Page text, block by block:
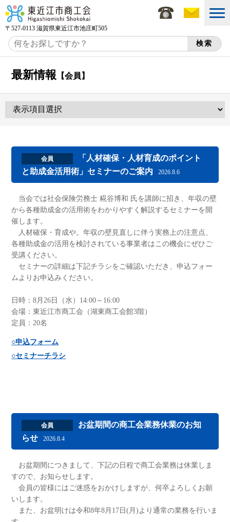
〒527-0113 滋賀県東近江市池庄町505
最新情報 【会員】
会員
「人材確保・人材育成のポイント
と助成金活用術」セミナーのご案内
2026.8.6
当会では社会保険労務士 糀谷博和 氏を講師に招き、年収の壁
から各種助成金の活用術をわかりやすく解説するセミナーを開
催します。
人材確保・育成や。年収の壁見直しに伴う実務上の注意点、
各種助成金の活用を検討されている事業者はこの機会にぜひご
受講ください。
セミナーの詳細は下記チラシをご確認いただき、申込フォー
ムよりお申込みください。
日時：8月26日（水）14:00～16:00
会場：東近江市商工会（湖東商工会館3階）
定員：20名
○申込フォーム
○セミナーチラシ
会員
お盆期間の商工会業務休業のお知
らせ
2026.8.4
お盆期間につきまして、下記の日程で商工会業務は休業しま
すので、お知らせします。
会員の皆様にはご迷惑をおかけしますが、何卒よろしくお願
いします。
また、お盆明けは令和8年8月17日(月)より通常の業務を行いま